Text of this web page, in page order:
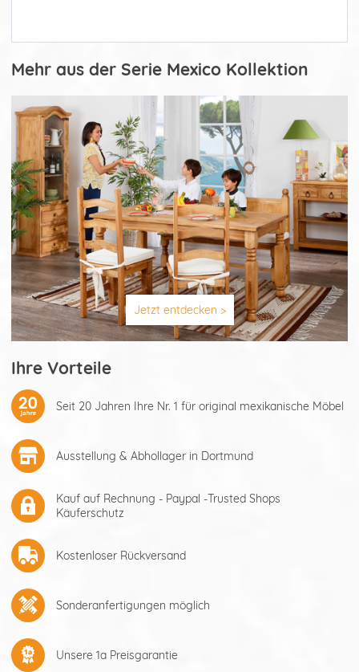
Mehr aus der Serie Mexico Kollektion
Jetzt entdecken >
Ihre Vorteile
Seit 20 Jahren Ihre Nr. 1 für original mexikanische Möbel
Ausstellung & Abhollager in Dortmund
Kauf auf Rechnung - Paypal -Trusted Shops
Käuferschutz
Kostenloser Rückversand
Sonderanfertigungen möglich
Unsere 1a Preisgarantie